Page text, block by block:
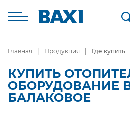
Главная Продукция Где купить
КУПИТЬ
ОБОРУДОВАНИЕ
БАЛАКОВОЕ